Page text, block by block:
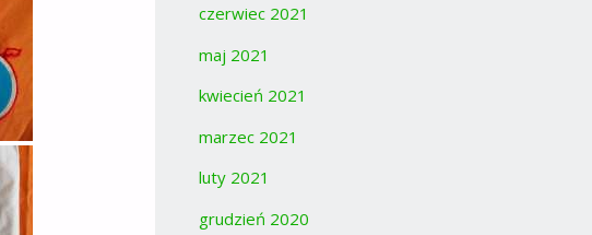
czerwiec 2021
maj 2021
kwiecień 2021
marzec 2021
luty 2021
grudzień 2020